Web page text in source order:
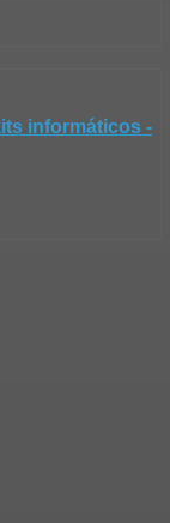
informáticos -